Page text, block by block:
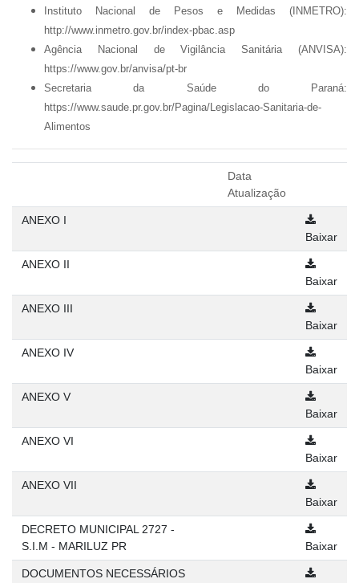
Instituto Nacional de Pesos e Medidas (INMETRO):
http://www.inmetro.gov.br/index-pbac.asp
Agência Nacional de Vigilância Sanitária (ANVISA):
https://www.gov.br/anvisa/pt-br
Secretaria da Saúde do Paraná:
https://www.saude.pr.gov.br/Pagina/Legislacao-Sanitaria-de-
Alimentos
Data
Atualização
ANEXO I
Baixar
ANEXO II
Baixar
ANEXO III
Baixar
ANEXO IV
Baixar
ANEXO V
Baixar
ANEXO VI
Baixar
ANEXO VII
Baixar
DECRETO MUNICIPAL 2727 -
S.I.M - MARILUZ PR
Baixar
DOCUMENTOS NECESSÁRIOS